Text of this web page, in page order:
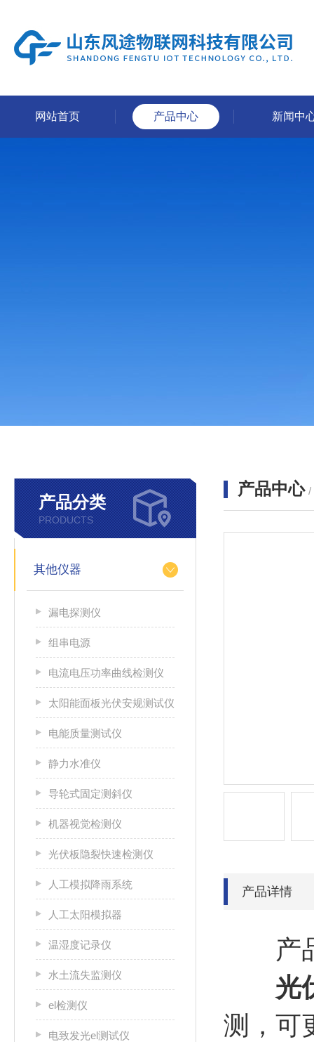
网站首页 产品中心 新闻中
产品分类
PRODUCTS
其他仪器
漏电探测仪
组串电源
电流电压功率曲线检测仪
太阳能面板光伏安规测试仪
电能质量测试仪
静力水准仪
导轮式固定测斜仪
机器视觉检测仪
光伏板隐裂快速检测仪
人工模拟降雨系统
人工太阳模拟器
温湿度记录仪
水土流失监测仪
el检测仪
电致发光el测试仪
产品中心 /
产品详情
产品
光
测，可